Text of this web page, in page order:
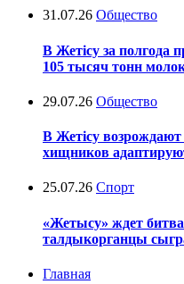
31.07.26 Общество
В Жетісу за полгода
105 тысяч тонн
29.07.26 Общество
В Жетісу возрождают
хищников
25.07.26 Спорт
«Жетысу» ждет
талдыкорганцы
Главная